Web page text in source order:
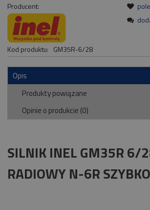
Producent:
Kod produktu: GM35R-6/28
Opis
Produkty powiązane
Opinie o produkcie (0)
SILNIK INEL GM35R 6/
RADIOWY N-6R